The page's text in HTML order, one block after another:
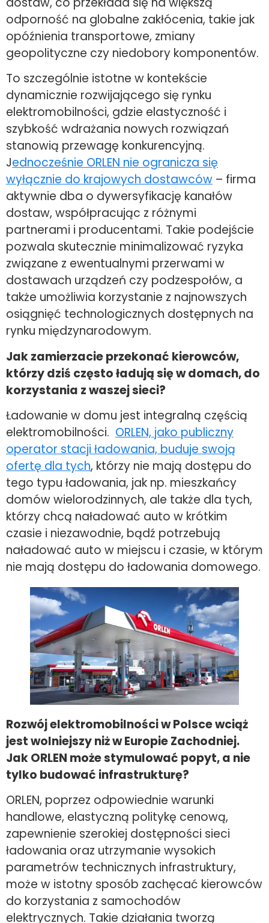
odporność na globalne zakłócenia, takie jak
opóźnienia transportowe, zmiany
geopolityczne czy niedobory komponentów.
To szczególnie istotne w kontekście
dynamicznie rozwijającego się rynku
elektromobilności, gdzie elastyczność i
szybkość wdrażania nowych rozwiązań
stanowią przewagę konkurencyjną.
Jednocześnie ORLEN nie ogranicza się
wyłącznie do krajowych dostawców – firma
aktywnie dba o dywersyfikację kanałów
dostaw, współpracując z różnymi
partnerami i producentami. Takie podejście
pozwala skutecznie minimalizować ryzyka
związane z ewentualnymi przerwami w
dostawach urządzeń czy podzespołów, a
także umożliwia korzystanie z najnowszych
osiągnięć technologicznych dostępnych na
rynku międzynarodowym.
Jak zamierzacie przekonać kierowców,
którzy dziś często ładują się w domach, do
korzystania z waszej sieci?
Ładowanie w domu jest integralną częścią
elektromobilności. ORLEN, jako publiczny
operator stacji ładowania, buduje swoją
ofertę dla tych, którzy nie mają dostępu do
tego typu ładowania, jak np. mieszkańcy
domów wielorodzinnych, ale także dla tych,
którzy chcą naładować auto w krótkim
czasie i niezawodnie, bądź potrzebują
naładować auto w miejscu i czasie, w którym
nie mają dostępu do ładowania domowego.
Rozwój elektromobilności w Polsce wciąż
jest wolniejszy niż w Europie Zachodniej.
Jak ORLEN może stymulować popyt, a nie
tylko budować infrastrukturę?
ORLEN, poprzez odpowiednie warunki
handlowe, elastyczną politykę cenową,
zapewnienie szerokiej dostępności sieci
ładowania oraz utrzymanie wysokich
parametrów technicznych infrastruktury,
może w istotny sposób zachęcać kierowców
do korzystania z samochodów
elektrycznych. Takie działania tworzą